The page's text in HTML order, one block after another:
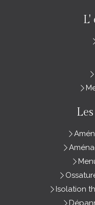
L'
Isolation